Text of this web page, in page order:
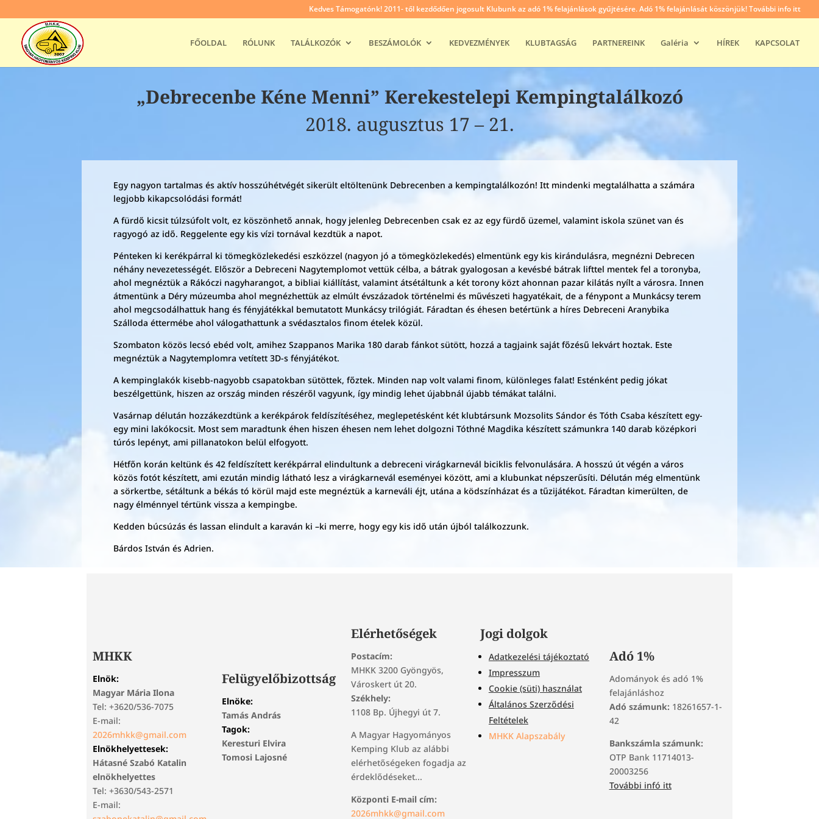
Kedves Támogatónk! 2011- től kezdődően jogosult Klubunk az adó 1% felajánlások gyűjtésére. Adó 1% felajánlását köszönjük! További info itt
FŐOLDAL RÓLUNK TALÁLKOZÓK BESZÁMOLÓK KEDVEZMÉNYEK KLUBTAGSÁG PARTNEREINK Galéria HÍREK KAPCSOLAT
„Debrecenbe Kéne Menni” Kerekestelepi Kempingtalálkozó
2018. augusztus 17 – 21.
Egy nagyon tartalmas és aktív hosszúhétvégét sikerült eltöltenünk Debrecenben a kempingtalálkozón! Itt mindenki megtalálhatta a számára
legjobb kikapcsolódási formát!
A fürdő kicsit túlzsúfolt volt, ez köszönhető annak, hogy jelenleg Debrecenben csak ez az egy fürdő üzemel, valamint iskola szünet van és
ragyogó az idő. Reggelente egy kis vízi tornával kezdtük a napot.
Pénteken ki kerékpárral ki tömegközlekedési eszközzel (nagyon jó a tömegközlekedés) elmentünk egy kis kirándulásra, megnézni Debrecen
néhány nevezetességét. Először a Debreceni Nagytemplomot vettük célba, a bátrak gyalogosan a kevésbé bátrak lifttel mentek fel a toronyba,
ahol megnéztük a Rákóczi nagyharangot, a bibliai kiállítást, valamint átsétáltunk a két torony közt ahonnan pazar kilátás nyílt a városra. Innen
átmentünk a Déry múzeumba ahol megnézhettük az elmúlt évszázadok történelmi és művészeti hagyatékait, de a fénypont a Munkácsy terem
ahol megcsodálhattuk hang és fényjátékkal bemutatott Munkácsy trilógiát. Fáradtan és éhesen betértünk a híres Debreceni Aranybika
Szálloda éttermébe ahol válogathattunk a svédasztalos finom ételek közül.
Szombaton közös lecsó ebéd volt, amihez Szappanos Marika 180 darab fánkot sütött, hozzá a tagjaink saját főzésű lekvárt hoztak. Este
megnéztük a Nagytemplomra vetített 3D-s fényjátékot.
A kempinglakók kisebb-nagyobb csapatokban sütöttek, főztek. Minden nap volt valami finom, különleges falat! Esténként pedig jókat
beszélgettünk, hiszen az ország minden részéről vagyunk, így mindig lehet újabbnál újabb témákat találni.
Vasárnap délután hozzákezdtünk a kerékpárok feldíszítéséhez, meglepetésként két klubtársunk Mozsolits Sándor és Tóth Csaba készített egy-
egy mini lakókocsit. Most sem maradtunk éhen hiszen éhesen nem lehet dolgozni Tóthné Magdika készített számunkra 140 darab középkori
túrós lepényt, ami pillanatokon belül elfogyott.
Hétfőn korán keltünk és 42 feldíszített kerékpárral elindultunk a debreceni virágkarnevál biciklis felvonulására. A hosszú út végén a város
közös fotót készített, ami ezután mindig látható lesz a virágkarnevál eseményei között, ami a klubunkat népszerűsíti. Délután még elmentünk
a sörkertbe, sétáltunk a békás tó körül majd este megnéztük a karneváli éjt, utána a ködszínházat és a tűzijátékot. Fáradtan kimerülten, de
nagy élménnyel tértünk vissza a kempingbe.
Kedden búcsúzás és lassan elindult a karaván ki –ki merre, hogy egy kis idő után újból találkozzunk.
Bárdos István és Adrien.
MHKK
Elnök:
Magyar Mária Ilona
Tel: +3620/536-7075
E-mail:
2026mhkk@gmail.com
Elnökhelyettesek:
Hátasné Szabó Katalin
elnökhelyettes
Tel: +3630/543-2571
E-mail:
Felügyelőbizottság
Elnöke:
Tamás András
Tagok:
Keresturi Elvira
Tomosi Lajosné
Elérhetőségek
Postacím:
MHKK 3200 Gyöngyös,
Városkert út 20.
Székhely:
1108 Bp. Újhegyi út 7.
A Magyar Hagyományos
Kemping Klub az alábbi
elérhetőségeken fogadja az
érdeklődéseket...
Központi E-mail cím:
2026mhkk@gmail.com
Jogi dolgok
Adatkezelési tájékoztató
Impresszum
Cookie (süti) használat
Általános Szerződési
Feltételek
MHKK Alapszabály
Adó 1%
Adományok és adó 1%
felajánláshoz
Adó számunk: 18261657-1-
42
Bankszámla számunk:
OTP Bank 11714013-
20003256
További infó itt